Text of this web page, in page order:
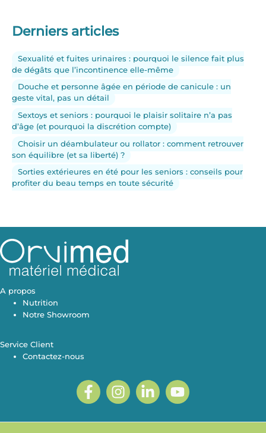
Derniers articles
Sexualité et fuites urinaires : pourquoi le silence fait plus
de dégâts que l’incontinence elle-même
Douche et personne âgée en période de canicule : un
geste vital, pas un détail
Sextoys et seniors : pourquoi le plaisir solitaire n’a pas
d’âge (et pourquoi la discrétion compte)
Choisir un déambulateur ou rollator : comment retrouver
son équilibre (et sa liberté) ?
Sorties extérieures en été pour les seniors : conseils pour
profiter du beau temps en toute sécurité
A propos
Nutrition
Notre Showroom
Service Client
Contactez-nous